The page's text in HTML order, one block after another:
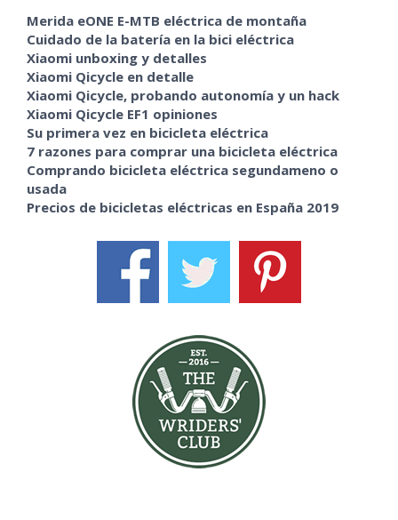
Merida eONE E-MTB eléctrica de montaña
Cuidado de la batería en la bici eléctrica
Xiaomi unboxing y detalles
Xiaomi Qicycle en detalle
Xiaomi Qicycle, probando autonomía y un hack
Xiaomi Qicycle EF1 opiniones
Su primera vez en bicicleta eléctrica
7 razones para comprar una bicicleta eléctrica
Comprando bicicleta eléctrica segundameno o
usada
Precios de bicicletas eléctricas en España 2019